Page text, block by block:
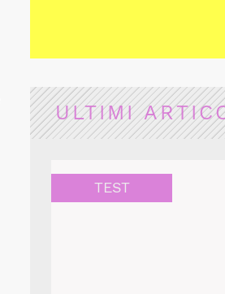
ULTIMI
TEST